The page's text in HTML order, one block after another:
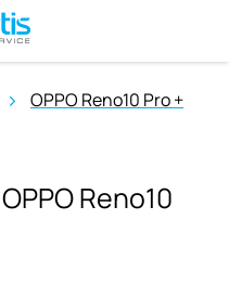
OPPO Reno10 Pro +
Reno10